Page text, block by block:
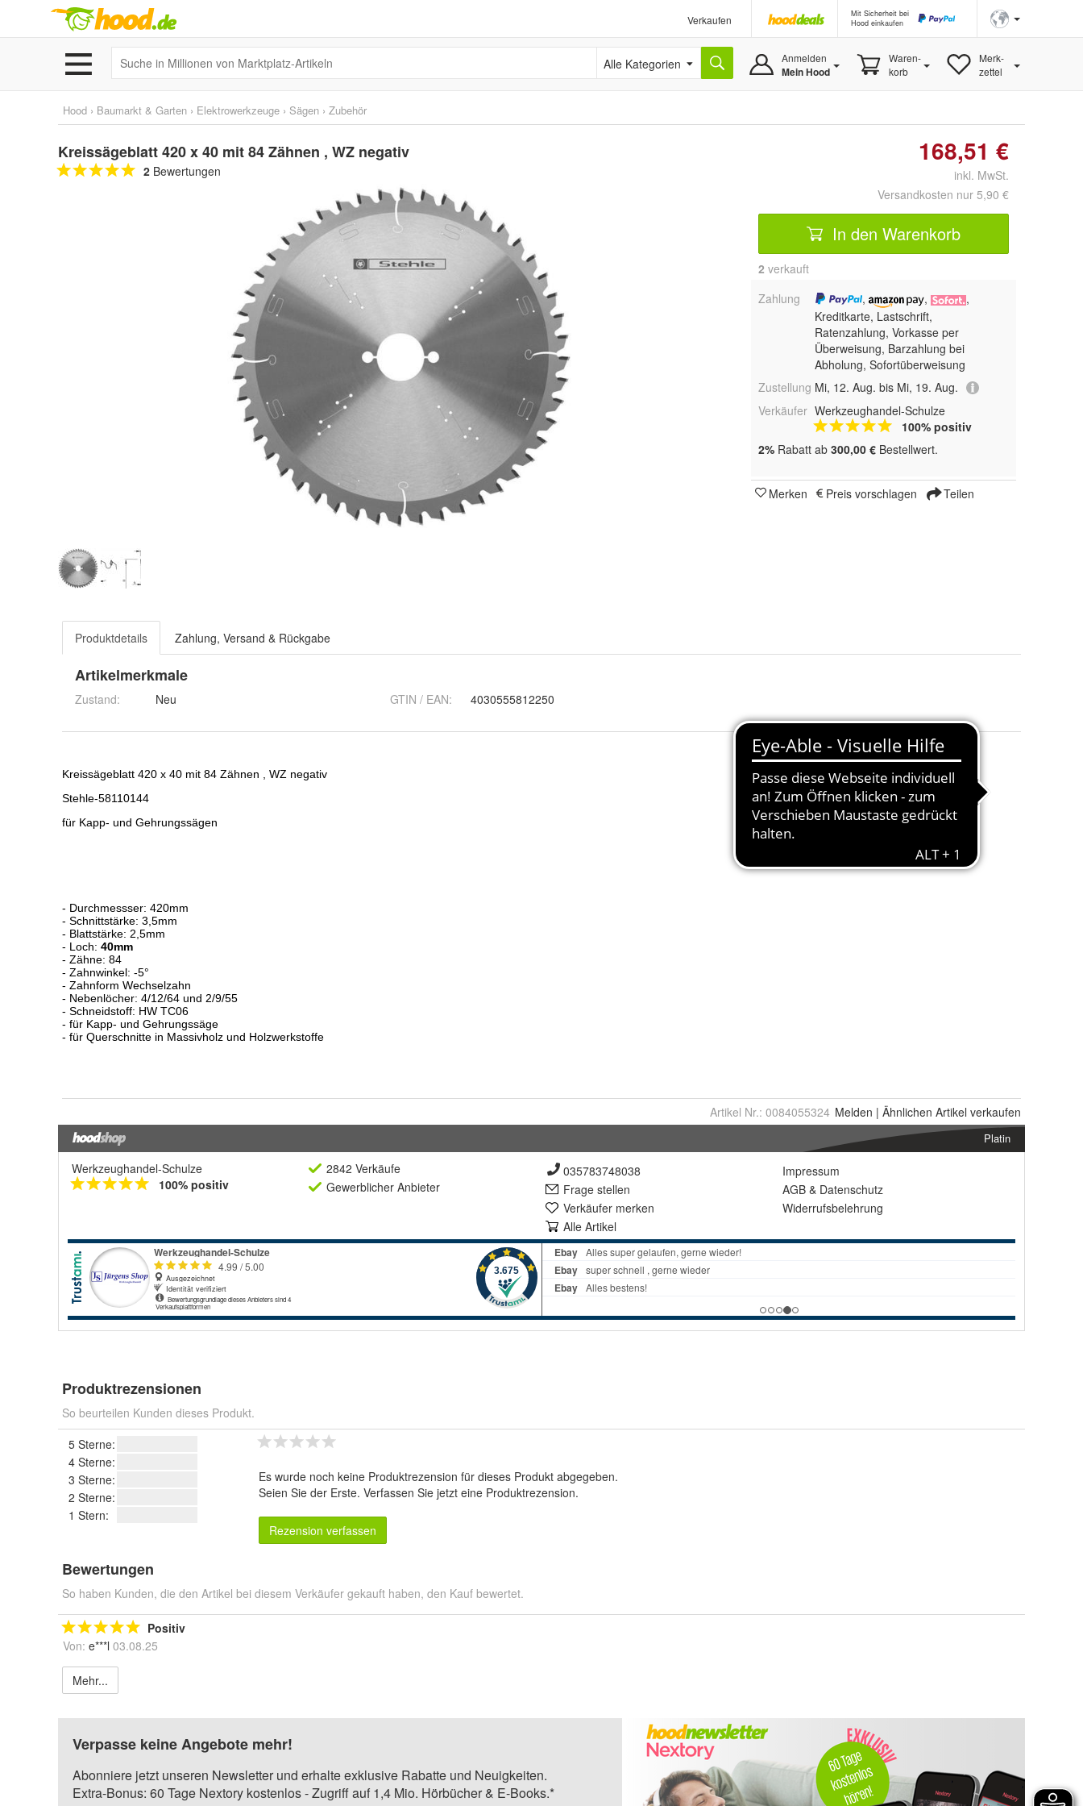
Verkaufen
Mit Sicherheit bei
Hood einkaufen
Alle Kategorien Anmelden
Mein Hood
Waren-
korb
Merk-
zettel
Hood › Baumarkt & Garten › Elektrowerkzeuge › Sägen › Zubehör
Kreissägeblatt 420 x 40 mit 84 Zähnen , WZ negativ
2 Bewertungen
168,51 €
inkl. MwSt.
Versandkosten nur 5,90 €
In den Warenkorb
2 verkauft
Zahlung
, ,
,
Kreditkarte, Lastschrift,
Ratenzahlung, Vorkasse per
Überweisung, Barzahlung bei
Abholung, Sofortüberweisung
Zustellung Mi, 12. Aug. bis Mi, 19. Aug.
Verkäufer Werkzeughandel-Schulze
100% positiv
2% Rabatt ab 300,00 € Bestellwert.
Merken Preis vorschlagen Teilen
Produktdetails Zahlung, Versand & Rückgabe
Artikelmerkmale
Zustand: Neu GTIN / EAN: 4030555812250
Artikel Nr.: 0084055324 Melden | Ähnlichen Artikel verkaufen
Platin
Werkzeughandel-Schulze
100% positiv
2842 Verkäufe
Gewerblicher Anbieter
035783748038
Frage stellen
Verkäufer merken
Alle Artikel
Impressum
AGB & Datenschutz
Widerrufsbelehrung
Produktrezensionen
So beurteilen Kunden dieses Produkt.
5 Sterne:
4 Sterne:
3 Sterne:
2 Sterne:
1 Stern:
Es wurde noch keine Produktrezension für dieses Produkt abgegeben.
Seien Sie der Erste. Verfassen Sie jetzt eine Produktrezension.
Rezension verfassen
Bewertungen
So haben Kunden, die den Artikel bei diesem Verkäufer gekauft haben, den Kauf bewertet.
Positiv
Von: e***l 03.08.25
Mehr...
Verpasse keine Angebote mehr!
Abonniere jetzt unseren Newsletter und erhalte exklusive Rabatte und Neuigkeiten.
Extra-Bonus: 60 Tage Nextory kostenlos - Zugriff auf 1,4 Mio. Hörbücher & E-Books.*